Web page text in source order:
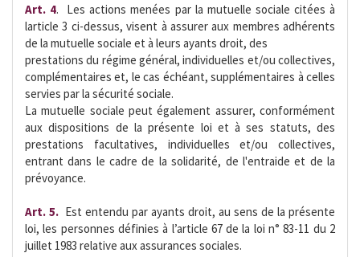
Art. 4.  Les actions menées par la mutuelle sociale citées à
larticle 3 ci-dessus, visent à assurer aux membres adhérents
de la mutuelle sociale et à leurs ayants droit, des
prestations du régime général, individuelles et/ou collectives,
complémentaires et, le cas échéant, supplémentaires à celles
servies par la sécurité sociale.
La mutuelle sociale peut également assurer, conformément
aux dispositions de la présente loi et à ses statuts, des
prestations facultatives, individuelles et/ou collectives,
entrant dans le cadre de la solidarité, de l'entraide et de la
prévoyance.
Art. 5.  Est entendu par ayants droit, au sens de la présente
loi, les personnes définies à l’article 67 de la loi n° 83-11 du 2
juillet 1983 relative aux assurances sociales.